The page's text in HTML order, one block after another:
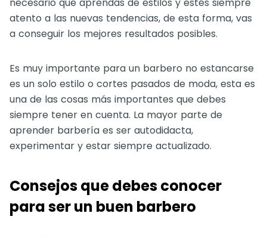
atento a las nuevas tendencias, de esta forma, vas
a conseguir los mejores resultados posibles.
Es muy importante para un barbero no estancarse
es un solo estilo o cortes pasados de moda, esta es
una de las cosas más importantes que debes
siempre tener en cuenta. La mayor parte de
aprender barbería es ser autodidacta,
experimentar y estar siempre actualizado.
Consejos que debes conocer
para ser un buen barbero